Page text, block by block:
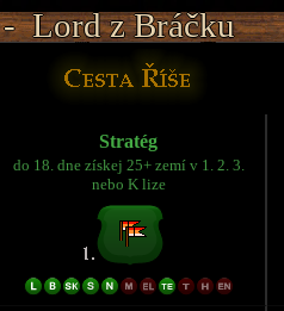
- Lord z Bráčku
- Lord z Bráčku
- Lord z Bráčku
- Lord z Bráčku
- Lord z Bráčku
Stratég
do 18. dne získej 25+ zemí v 1. 2. 3.
nebo K lize